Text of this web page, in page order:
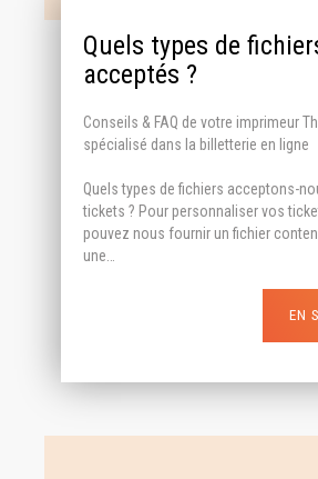
Quels types de
acceptés ?
Conseils & FAQ de votre imprimeur
spécialisé dans la billetterie en ligne
Quels types de fichiers acceptons-
tickets ? Pour personnaliser vos
pouvez nous fournir un fichier
une…
EN